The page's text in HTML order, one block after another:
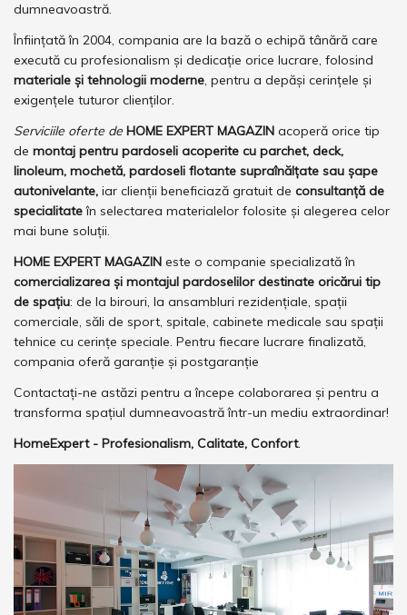
dumneavoastră.
Înființată în 2004, compania are la bază o echipă tânără care
execută cu profesionalism și dedicație orice lucrare, folosind
materiale și tehnologii moderne, pentru a depăși cerințele și
exigențele tuturor clienților.
Serviciile oferte de HOME EXPERT MAGAZIN acoperă orice tip
de montaj pentru pardoseli acoperite cu parchet, deck,
linoleum, mochetă, pardoseli flotante supraînălțate sau șape
autonivelante, iar clienții beneficiază gratuit de consultanță de
specialitateîn selectarea materialelor folosite și alegerea celor
mai bune soluții.
HOME EXPERT MAGAZIN este o companie specializată în
comercializarea și montajul pardoselilor destinate oricărui tip
de spațiu: de la birouri, la ansambluri rezidențiale, spații
comerciale, săli de sport, spitale, cabinete medicale sau spații
tehnice cu cerințe speciale. Pentru fiecare lucrare finalizată,
compania oferă garanție și postgaranție
Contactați-ne astăzi pentru a începe colaborarea și pentru a
transforma spațiul dumneavoastră într-un mediu extraordinar!
HomeExpert - Profesionalism, Calitate, Confort.